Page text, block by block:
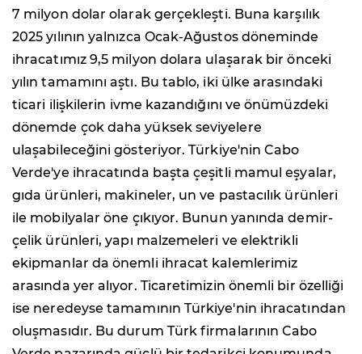
7 milyon dolar olarak gerçekleşti. Buna karşılık
2025 yılının yalnızca Ocak-Ağustos döneminde
ihracatımız 9,5 milyon dolara ulaşarak bir önceki
yılın tamamını aştı. Bu tablo, iki ülke arasındaki
ticari ilişkilerin ivme kazandığını ve önümüzdeki
dönemde çok daha yüksek seviyelere
ulaşabileceğini gösteriyor. Türkiye'nin Cabo
Verde'ye ihracatında başta çeşitli mamul eşyalar,
gıda ürünleri, makineler, un ve pastacılık ürünleri
ile mobilyalar öne çıkıyor. Bunun yanında demir-
çelik ürünleri, yapı malzemeleri ve elektrikli
ekipmanlar da önemli ihracat kalemlerimiz
arasında yer alıyor. Ticaretimizin önemli bir özelliği
ise neredeyse tamamının Türkiye'nin ihracatından
oluşmasıdır. Bu durum Türk firmalarının Cabo